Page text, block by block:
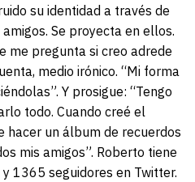
su identidad a través de
Se proyecta en ellos.
me pregunta si creo adrede
medio irónico. “Mi forma
Y prosigue: “Tengo
todo. Cuando creé el
hacer un álbum de recuerdos
mis amigos”. Roberto tiene
1365 seguidores en Twitter.